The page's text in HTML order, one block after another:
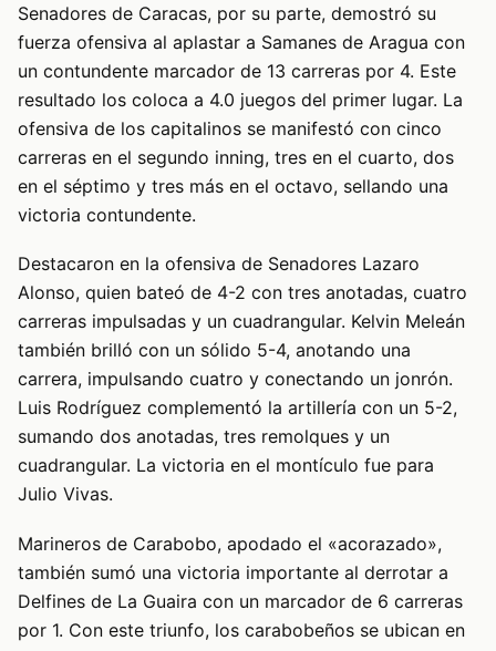
Senadores de Caracas, por su parte, demostró su
fuerza ofensiva al aplastar a Samanes de Aragua con
un contundente marcador de 13 carreras por 4. Este
resultado los coloca a 4.0 juegos del primer lugar. La
ofensiva de los capitalinos se manifestó con cinco
carreras en el segundo inning, tres en el cuarto, dos
en el séptimo y tres más en el octavo, sellando una
victoria contundente.
Destacaron en la ofensiva de Senadores Lazaro
Alonso, quien bateó de 4-2 con tres anotadas, cuatro
carreras impulsadas y un cuadrangular. Kelvin Meleán
también brilló con un sólido 5-4, anotando una
carrera, impulsando cuatro y conectando un jonrón.
Luis Rodríguez complementó la artillería con un 5-2,
sumando dos anotadas, tres remolques y un
cuadrangular. La victoria en el montículo fue para
Julio Vivas.
Marineros de Carabobo, apodado el «acorazado»,
también sumó una victoria importante al derrotar a
Delfines de La Guaira con un marcador de 6 carreras
por 1. Con este triunfo, los carabobeños se ubican en